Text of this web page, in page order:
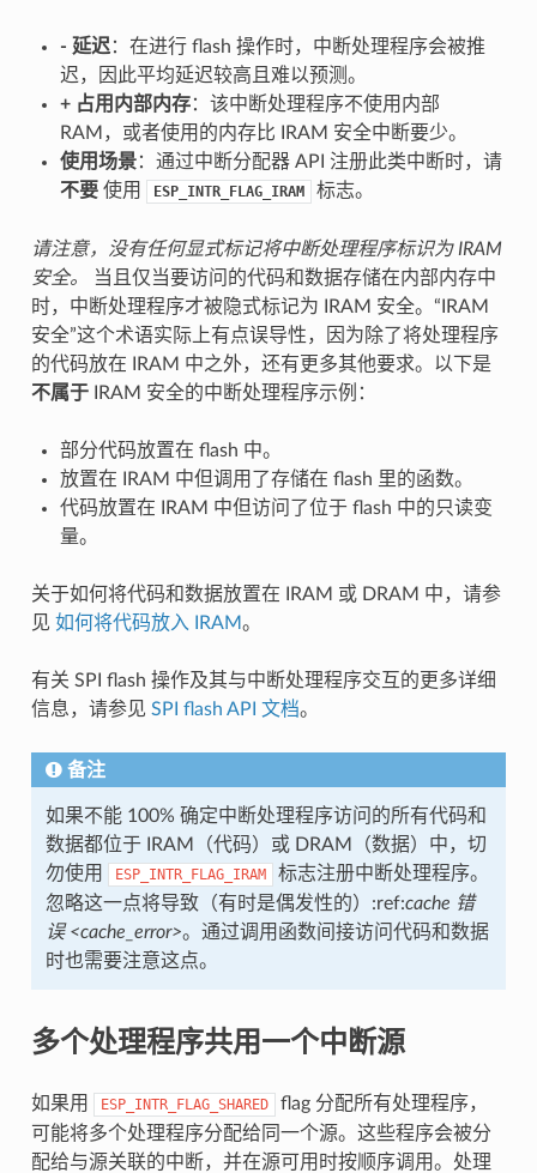
- 延迟：在进行 flash 操作时，中断处理程序会被推
迟，因此平均延迟较高且难以预测。
+ 占用内部内存：该中断处理程序不使用内部
RAM，或者使用的内存比 IRAM 安全中断要少。
使用场景：通过中断分配器 API 注册此类中断时，请
不要使用 ESP_INTR_FLAG_IRAM 标志。
请注意，没有任何显式标记将中断处理程序标识为 IRAM
安全。
当且仅当要访问的代码和数据存储在内部内存中
时，中断处理程序才被隐式标记为 IRAM 安全。“IRAM
安全”这个术语实际上有点误导性，因为除了将处理程序
的代码放在 IRAM 中之外，还有更多其他要求。以下是
不属于IRAM 安全的中断处理程序示例：
部分代码放置在 flash 中。
放置在 IRAM 中但调用了存储在 flash 里的函数。
代码放置在 IRAM 中但访问了位于 flash 中的只读变
量。
关于如何将代码和数据放置在 IRAM 或 DRAM 中，请参
见 如何将代码放入 IRAM。
有关 SPI flash 操作及其与中断处理程序交互的更多详细
信息，请参见 SPI flash API 文档。
备注
如果不能 100% 确定中断处理程序访问的所有代码和
数据都位于 IRAM（代码）或 DRAM（数据）中，切
勿使用
ESP_INTR_FLAG_IRAM
标志注册中断处理程序。
忽略这一点将导致（有时是偶发性的）:ref:cache 错
误 <cache_error>。通过调用函数间接访问代码和数据
时也需要注意这点。
多个处理程序共用一个中断源
如果用 ESP_INTR_FLAG_SHARED
flag 分配所有处理程序，
可能将多个处理程序分配给同一个源。这些程序会被分
配给与源关联的中断，并在源可用时按顺序调用。处理